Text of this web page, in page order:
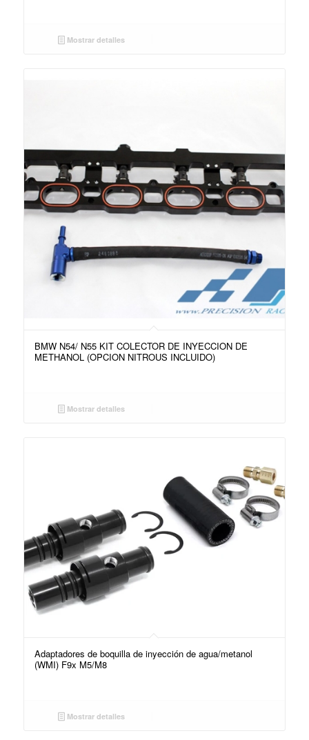
Mostrar detalles
BMW N54/ N55 KIT COLECTOR DE INYECCION DE
METHANOL (OPCION NITROUS INCLUIDO)
Mostrar detalles
Adaptadores de boquilla de inyección de agua/metanol
(WMI) F9x M5/M8
Mostrar detalles